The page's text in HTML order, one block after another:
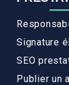
Signature
SEO
Publier un